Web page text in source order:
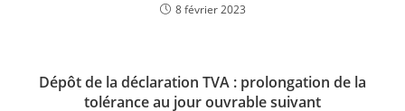
8 février 2023
Dépôt de la déclaration TVA : prolongation de la
tolérance au jour ouvrable suivant